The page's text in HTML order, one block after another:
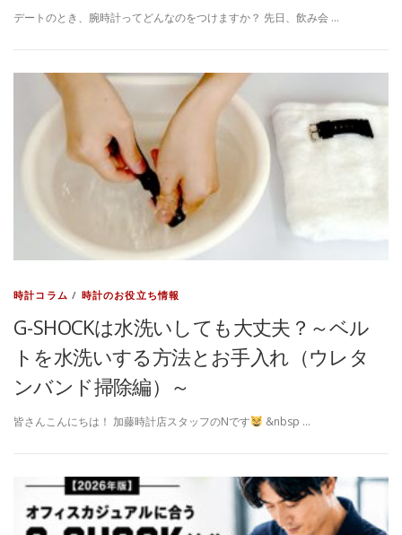
デートのとき、腕時計ってどんなのをつけますか？ 先日、飲み会 …
時計コラム / 時計のお役立ち情報
G-SHOCKは水洗いしても大丈夫？～ベル
トを水洗いする方法とお手入れ（ウレタ
ンバンド掃除編）～
皆さんこんにちは！ 加藤時計店スタッフのNです &nbsp …